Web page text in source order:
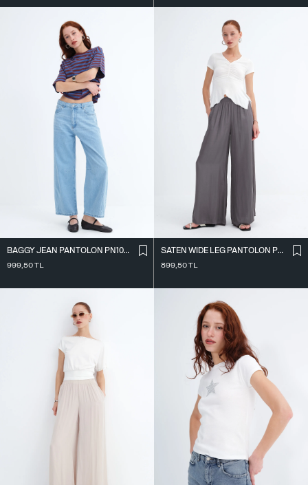
BAGGY JEAN PANTOLON PN10027
999,50TL
SATEN WIDE LEG PANTOLON PN17298
899,50TL